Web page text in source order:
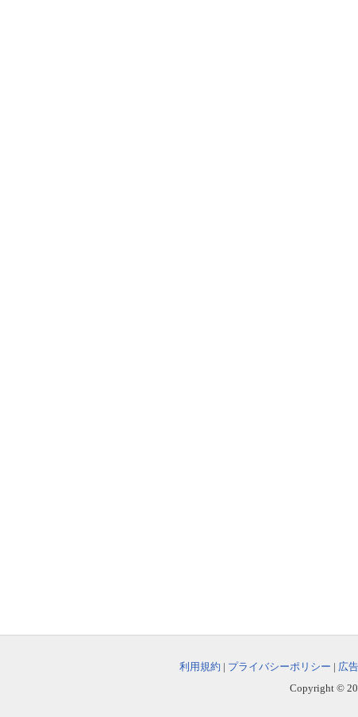
利用規約 | プライバシーポリシー | 広
Copyright ©